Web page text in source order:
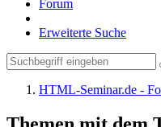
Forum
Erweiterte Suche
HTML-Seminar.de -